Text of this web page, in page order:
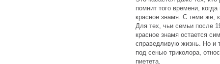
помнит того времени,
красное знамя. С теми же,
Для тех, чьи семьи после
красное знамя остается
справедливую жизнь. Но и
под сенью триколора,
пиетета.